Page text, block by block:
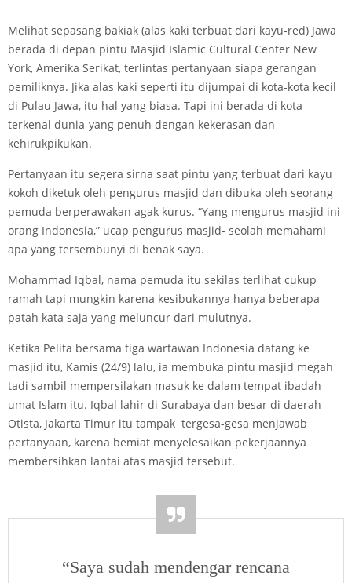
Melihat sepasang bakiak (alas kaki terbuat dari kayu-red) Jawa
berada di depan pintu Masjid Islamic Cultural Center New
York, Amerika Serikat, terlintas pertanyaan siapa gerangan
pemiliknya. Jika alas kaki seperti itu dijumpai di kota-kota kecil
di Pulau Jawa, itu hal yang biasa. Tapi ini berada di kota
terkenal dunia-yang penuh dengan kekerasan dan
kehirukpikukan.
Pertanyaan itu segera sirna saat pintu yang terbuat dari kayu
kokoh diketuk oleh pengurus masjid dan dibuka oleh seorang
pemuda berperawakan agak kurus. “Yang mengurus masjid ini
orang Indonesia,” ucap pengurus masjid- seolah memahami
apa yang tersembunyi di benak saya.
Mohammad Iqbal, nama pemuda itu sekilas terlihat cukup
ramah tapi mungkin karena kesibukannya hanya beberapa
patah kata saja yang meluncur dari mulutnya.
Ketika Pelita bersama tiga wartawan Indonesia datang ke
masjid itu, Kamis (24/9) lalu, ia membuka pintu masjid megah
tadi sambil mempersilakan masuk ke dalam tempat ibadah
umat Islam itu. Iqbal lahir di Surabaya dan besar di daerah
Otista, Jakarta Timur itu tampak tergesa-gesa menjawab
pertanyaan, karena bemiat menyelesaikan pekerjaannya
membersihkan lantai atas masjid tersebut.
“Saya sudah mendengar rencana